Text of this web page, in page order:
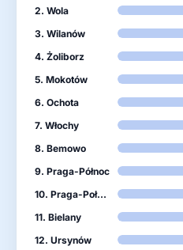
2. Wola
3. Wilanów
4. Żoliborz
5. Mokotów
6. Ochota
7. Włochy
8. Bemowo
9. Praga-Północ
10. Praga-Południe
11. Bielany
12. Ursynów